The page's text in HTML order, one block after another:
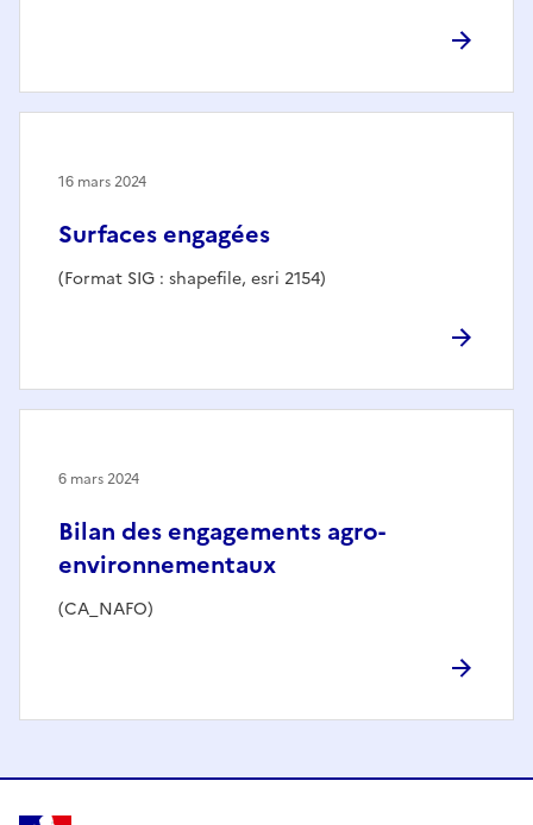
Surfaces engagées
(Format SIG : shapefile, esri 2154)
16 mars 2024
Bilan des engagements agro-
environnementaux
(CA_NAFO)
6 mars 2024